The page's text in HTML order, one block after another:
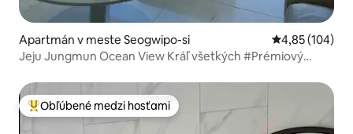
Apartmán v meste Seogwipo-si Priemerné
4,85 (104)
Jeju Jungmun Ocean View Kráľ všetkých #Prémiový
Najobľúbenejšie medzi hosťami
Obľúbené medzi hosťami